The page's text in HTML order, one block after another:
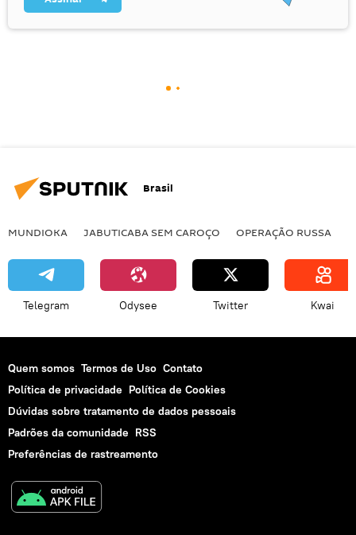
Brasil
MUNDIOKA JABUTICABA SEM CAROÇO OPERAÇÃO RUSSA
Telegram Odysee Twitter Kwai
Quem somos Termos de Uso Contato
Política de privacidade Política de Cookies
Dúvidas sobre tratamento de dados pessoais
Padrões da comunidade RSS
Preferências de rastreamento